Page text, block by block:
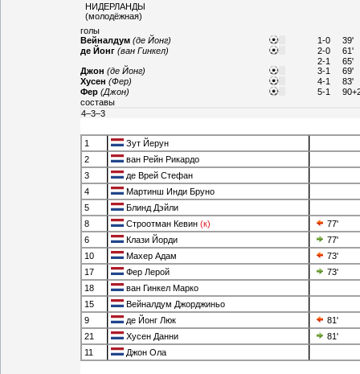
НИДЕРЛАНДЫ
(молодёжная)
голы
Вейналдум (де Йонг) 1-0
39'
де Йонг (ван Гинкел) 2-0
61'
2-1
65'
Джон (де Йонг) 3-1
69'
Хусен (Фер) 4-1
83'
Фер (Джон) 5-1
составы
4–3–3
1
Зут Йерун
2
ван Рейн Рикардо
3
де Врей Стефан
4
Мартинш Инди Бруно
5
Блинд Дэйли
8
Строотман Кевин (к)
77'
6
Клази Йорди
77'
10
Махер Адам
73'
17
Фер Лерой
73'
18
ван Гинкел Марко
15
Вейналдум Джорджиньо
9
де Йонг Люк
81'
21
Хусен Данни
81'
11
Джон Ола